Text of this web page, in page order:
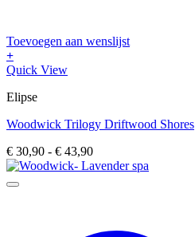
Toevoegen aan wenslijst
+
Dit
heeft
variaties.
optie
kan
gekozen
Quick View
Elipse
Woodwick Trilogy Driftwood Shores
€ 30,90 - € 43,90Prijsklasse:
€ 30,90